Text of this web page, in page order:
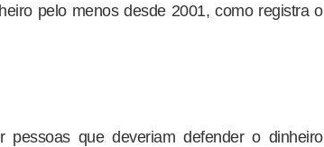
pelo menos desde 2001, como registra o
pessoas que deveriam defender o dinheiro